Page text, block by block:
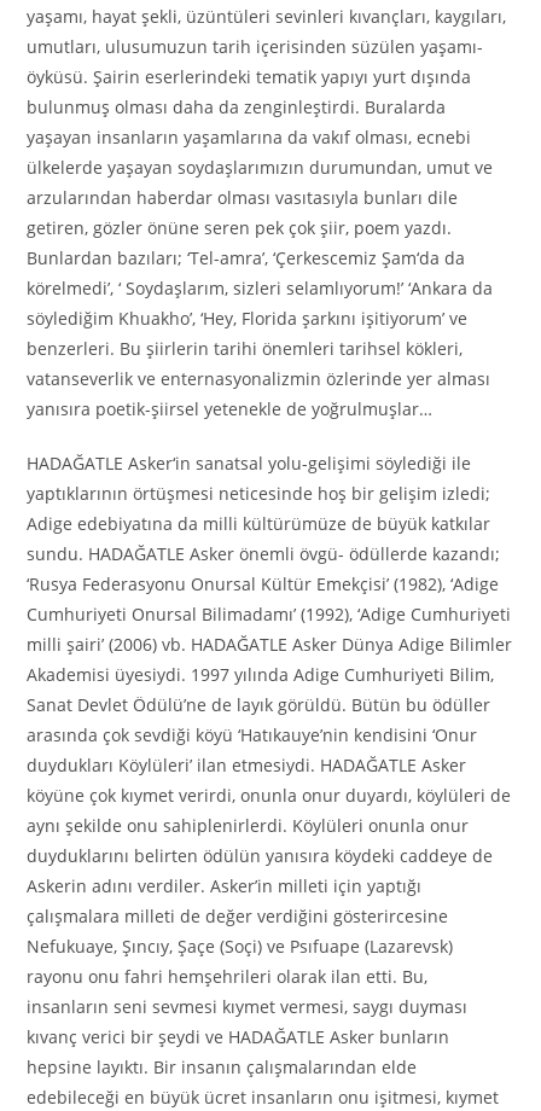
yaşamı, hayat şekli, üzüntüleri sevinleri kıvançları, kaygıları,
umutları, ulusumuzun tarih içerisinden süzülen yaşamı-
öyküsü. Şairin eserlerindeki tematik yapıyı yurt dışında
bulunmuş olması daha da zenginleştirdi. Buralarda
yaşayan insanların yaşamlarına da vakıf olması, ecnebi
ülkelerde yaşayan soydaşlarımızın durumundan, umut ve
arzularından haberdar olması vasıtasıyla bunları dile
getiren, gözler önüne seren pek çok şiir, poem yazdı.
Bunlardan bazıları; ‘Tel-amra’, ‘Çerkescemiz Şam‘da da
körelmedi’, ‘ Soydaşlarım, sizleri selamlıyorum!’ ‘Ankara da
söylediğim Khuakho’, ‘Hey, Florida şarkını işitiyorum’ ve
benzerleri. Bu şiirlerin tarihi önemleri tarihsel kökleri,
vatanseverlik ve enternasyonalizmin özlerinde yer alması
yanısıra poetik-şiirsel yetenekle de yoğrulmuşlar…
HADAĞATLE Asker‘in sanatsal yolu-gelişimi söylediği ile
yaptıklarının örtüşmesi neticesinde hoş bir gelişim izledi;
Adige edebiyatına da milli kültürümüze de büyük katkılar
sundu. HADAĞATLE Asker önemli övgü- ödüllerde kazandı;
‘Rusya Federasyonu Onursal Kültür Emekçisi’ (1982), ‘Adige
Cumhuriyeti Onursal Bilimadamı’ (1992), ‘Adige Cumhuriyeti
milli şairi’ (2006) vb. HADAĞATLE Asker Dünya Adige Bilimler
Akademisi üyesiydi. 1997 yılında Adige Cumhuriyeti Bilim,
Sanat Devlet Ödülü’ne de layık görüldü. Bütün bu ödüller
arasında çok sevdiği köyü ‘Hatıkauye’nin kendisini ‘Onur
duydukları Köylüleri’ ilan etmesiydi. HADAĞATLE Asker
köyüne çok kıymet verirdi, onunla onur duyardı, köylüleri de
aynı şekilde onu sahiplenirlerdi. Köylüleri onunla onur
duyduklarını belirten ödülün yanısıra köydeki caddeye de
Askerin adını verdiler. Asker’in milleti için yaptığı
çalışmalara milleti de değer verdiğini gösterircesine
Nefukuaye, Şıncıy, Şaçe (Soçi) ve Psıfuape (Lazarevsk)
rayonu onu fahri hemşehrileri olarak ilan etti. Bu,
insanların seni sevmesi kıymet vermesi, saygı duyması
kıvanç verici bir şeydi ve HADAĞATLE Asker bunların
hepsine layıktı. Bir insanın çalışmalarından elde
edebileceği en büyük ücret insanların onu işitmesi, kıymet